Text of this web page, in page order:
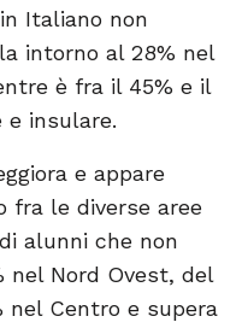
Italiano non
intorno al 28% nel
è fra il 45% e il
e insulare.
e appare
fra le diverse aree
alunni che non
nel Nord Ovest, del
nel Centro e supera